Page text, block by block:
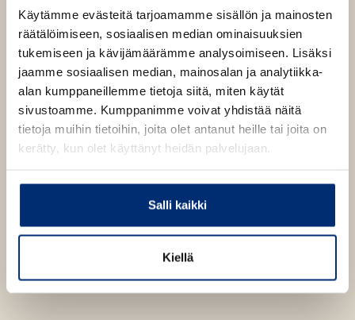
Käytämme evästeitä tarjoamamme sisällön ja mainosten
räätälöimiseen, sosiaalisen median ominaisuuksien
tukemiseen ja kävijämäärämme analysoimiseen. Lisäksi
jaamme sosiaalisen median, mainosalan ja analytiikka-
alan kumppaneillemme tietoja siitä, miten käytät
sivustoamme. Kumppanimme voivat yhdistää näitä
tietoja muihin tietoihin, joita olet antanut heille tai joita on
kerätty, kun olet käyttänyt heidän palvelujaan.
Salli kaikki
Kiellä
e
e
n
Miina Supinen